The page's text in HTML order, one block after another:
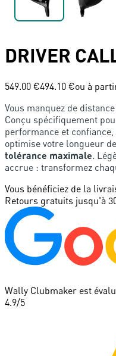
DRIVER
549.00 €494.10 €ou à
Vous manquez de
Conçu spécifiquement
performance et
optimise votre longueur
tolérance maximale.
accrue : transformez
Vous bénéficiez de la
Retours gratuits jusqu'à
Wally Clubmaker est
4.9/5